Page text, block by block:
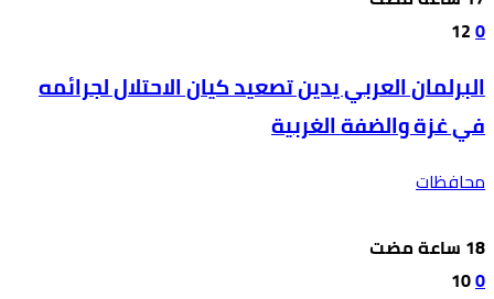
0
12
البرلمان العربي يدين تصعيد كيان الاحتلال لجرائمه
في غزة والضفة الغربية
محافظات
0
10